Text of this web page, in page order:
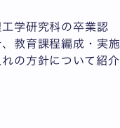
学研究科の卒業認
教育課程編成・実施
の方針について紹介